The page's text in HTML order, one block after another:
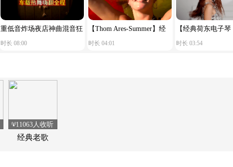
重低音炸场夜店神曲混音狂
飙车载热舞嗨翻全程
时长 08:00
【Thom Ares-Summer】经
典荷东电音
时长 04:01
【经典荷东电子琴
Devotion】舒服节奏
时长 03:54
经典老歌
11063人收听